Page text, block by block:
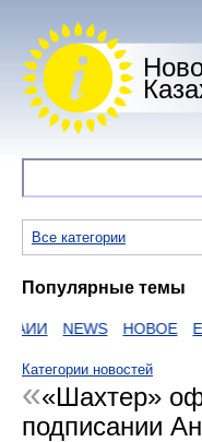
Все категории
Популярные темы
NEWS НОВОЕ
Категории новостей
«Шахтер»
подписании